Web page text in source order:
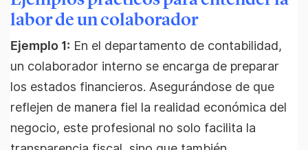
labor de un colaborador
Ejemplo 1: En el departamento de contabilidad,
un colaborador interno se encarga de preparar
los estados financieros. Asegurándose de que
reflejen de manera fiel la realidad económica del
negocio, este profesional no solo facilita la